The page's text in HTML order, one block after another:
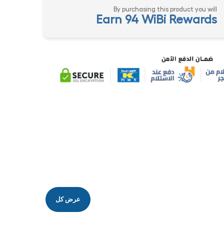
By purchasing this product you will
Earn 94 WiBi Rewards
عرض كل